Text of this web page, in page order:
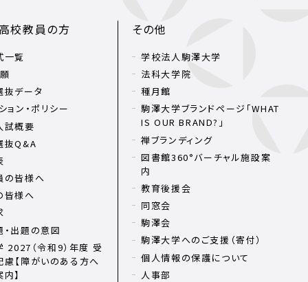
校教員の方
一覧
抜データ
ョン・ポリシー
試概要
抜Q&A
の皆様へ
皆様へ
出題の意図
2027（令和9）年度 受
【障がいのある方へ
】
その他
学校法人駒澤大学
法科大学院
種月館
駒澤大学ブランドページ「WHAT
IS OUR BRAND?」
禅ブランディング
図書館360°バーチャル施設案
内
教育後援会
同窓会
駒澤会
駒澤大学へのご支援（寄付）
個人情報の保護について
人事部